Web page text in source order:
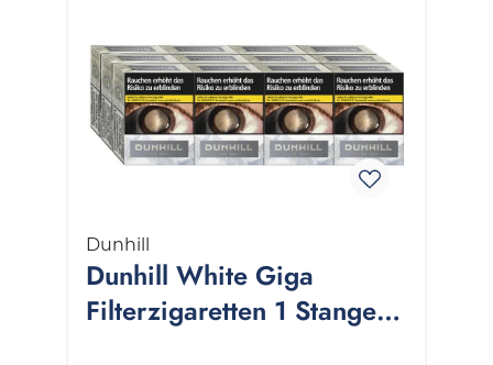
Dunhill
Dunhill White Giga
Filterzigaretten 1 Stange